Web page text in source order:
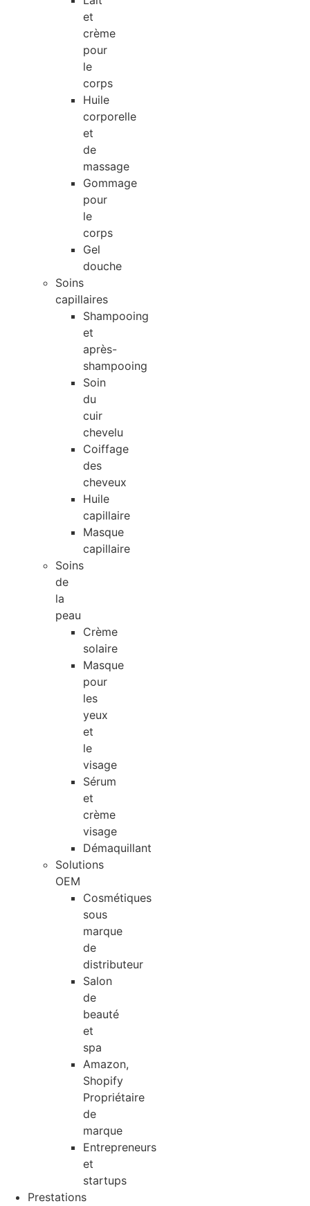
et
crème
pour
le
corps
Huile
corporelle
et
de
massage
Gommage
pour
le
corps
Gel
douche
Soins
capillaires
Shampooing
et
après-
shampooing
Soin
du
cuir
chevelu
Coiffage
des
cheveux
Huile
capillaire
Masque
capillaire
Soins
de
la
peau
Crème
solaire
Masque
pour
les
yeux
et
le
visage
Sérum
et
crème
visage
Démaquillant
Solutions
OEM
Cosmétiques
sous
marque
de
distributeur
Salon
de
beauté
et
spa
Amazon,
Shopify
Propriétaire
de
marque
Entrepreneurs
et
startups
Prestations